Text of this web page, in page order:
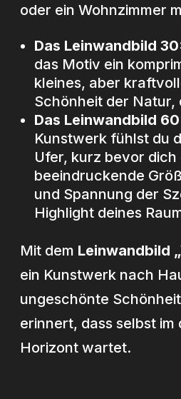
oder ein Wohnzimmer
Das Leinwandbild
das Motiv ein
kleines, aber
Schönheit der
Das Leinwandbild
Kunstwerk fühlst du
Ufer, kurz bevor
beeindruckende
und Spannung der
Highlight deines
Mit dem Leinwandbild
ein Kunstwerk nach
ungeschönte
erinnert, dass selbst
Horizont wartet.